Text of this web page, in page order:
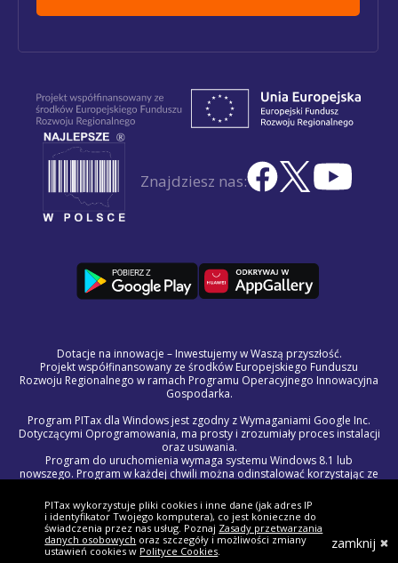
Znajdziesz nas:
Dotacje na innowacje – Inwestujemy w Waszą przyszłość.
Projekt współfinansowany ze środków Europejskiego Funduszu
Rozwoju Regionalnego w ramach Programu Operacyjnego Innowacyjna
Gospodarka.
Program PITax dla Windows jest zgodny z Wymaganiami Google Inc.
Dotyczącymi Oprogramowania, ma prosty i zrozumiały proces instalacji
oraz usuwania.
Program do uruchomienia wymaga systemu Windows 8.1 lub
nowszego. Program w każdej chwili można odinstalować korzystając ze
Treść licencji na program PITax dla Windows jest częścią Regulaminu
Świadczenia Usług Drogą Elektroniczną.
W razie wystąpienia problemów technicznych lub błędów w programie,
prosimy o kontakt z naszym zespołem wsparcia pod adresem
pomoc@pitax.pl.
PITax wykorzystuje pliki cookies i inne dane (jak adres IP
i identyfikator Twojego komputera), co jest konieczne do
świadczenia przez nas usług. Poznaj Zasady przetwarzania
danych osobowych oraz szczegóły i możliwości zmiany
ustawień cookies w Polityce Cookies. zamknij